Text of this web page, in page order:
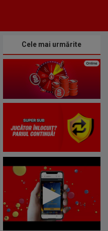
Cele mai urmărite